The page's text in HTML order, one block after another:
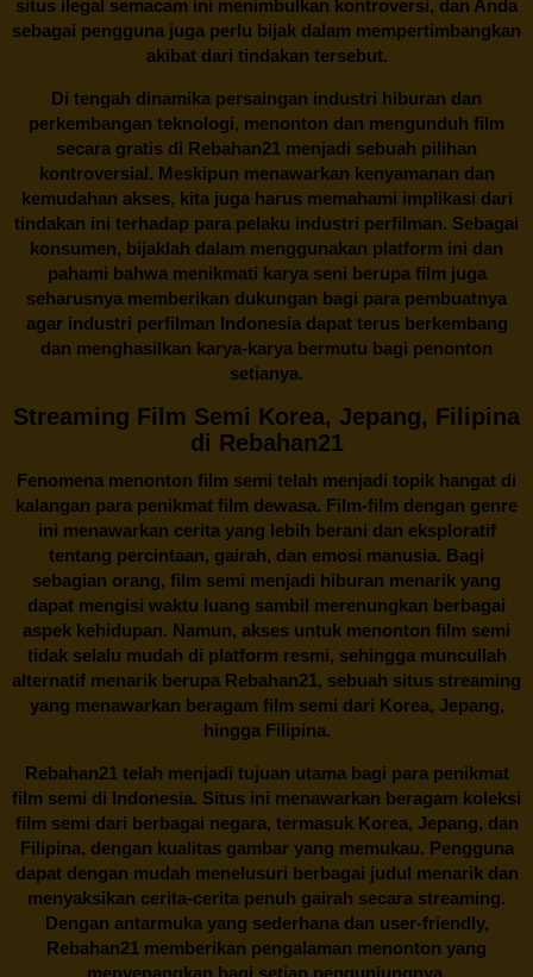
situs ilegal semacam ini menimbulkan kontroversi, dan Anda
sebagai pengguna juga perlu bijak dalam mempertimbangkan
akibat dari tindakan tersebut.
Di tengah dinamika persaingan industri hiburan dan
perkembangan teknologi, menonton dan mengunduh film
secara gratis di Rebahan21 menjadi sebuah pilihan
kontroversial. Meskipun menawarkan kenyamanan dan
kemudahan akses, kita juga harus memahami implikasi dari
tindakan ini terhadap para pelaku industri perfilman. Sebagai
konsumen, bijaklah dalam menggunakan platform ini dan
pahami bahwa menikmati karya seni berupa film juga
seharusnya memberikan dukungan bagi para pembuatnya
agar industri perfilman Indonesia dapat terus berkembang
dan menghasilkan karya-karya bermutu bagi penonton
setianya.
Streaming Film Semi Korea, Jepang, Filipina
di Rebahan21
Fenomena menonton film semi telah menjadi topik hangat di
kalangan para penikmat film dewasa. Film-film dengan genre
ini menawarkan cerita yang lebih berani dan eksploratif
tentang percintaan, gairah, dan emosi manusia. Bagi
sebagian orang, film semi menjadi hiburan menarik yang
dapat mengisi waktu luang sambil merenungkan berbagai
aspek kehidupan. Namun, akses untuk menonton film semi
tidak selalu mudah di platform resmi, sehingga muncullah
alternatif menarik berupa Rebahan21, sebuah situs streaming
yang menawarkan beragam film semi dari Korea, Jepang,
hingga Filipina.
Rebahan21telah menjadi tujuan utama bagi para penikmat
film semi di Indonesia. Situs ini menawarkan beragam koleksi
film semi dari berbagai negara, termasuk Korea, Jepang, dan
Filipina, dengan kualitas gambar yang memukau. Pengguna
dapat dengan mudah menelusuri berbagai judul menarik dan
menyaksikan cerita-cerita penuh gairah secara streaming.
Dengan antarmuka yang sederhana dan user-friendly,
Rebahan21 memberikan pengalaman menonton yang
menyenangkan bagi setiap pengunjungnya.